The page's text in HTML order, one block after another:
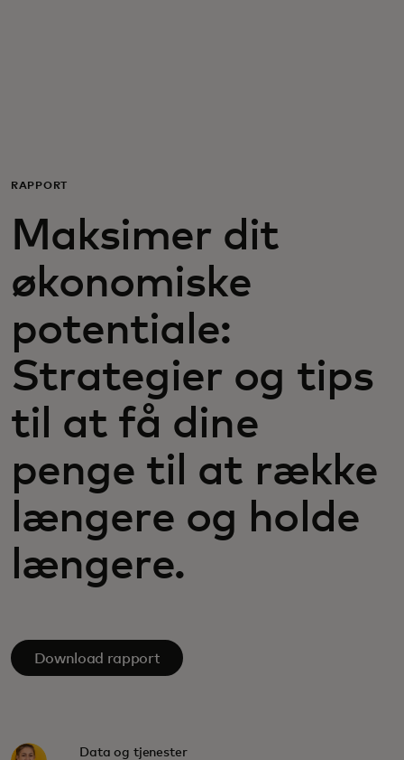
Nyheder og trends
RAPPORT
Maksimer dit
økonomiske
potentiale:
Strategier og tips
til at få dine
penge til at række
længere og holde
længere.
Download rapport
Data og tjenester